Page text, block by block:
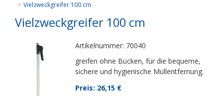
Vielzweckgreifer 100 cm
Vielzweckgreifer 100 cm
Artikelnummer: 70040
greifen ohne Bücken, für die bequeme,
sichere und hygienische Müllentfernung.
Preis: 26,15 €